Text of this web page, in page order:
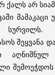
ქალს არ
სურვილს.
შეყვანა
აღნიშნულ